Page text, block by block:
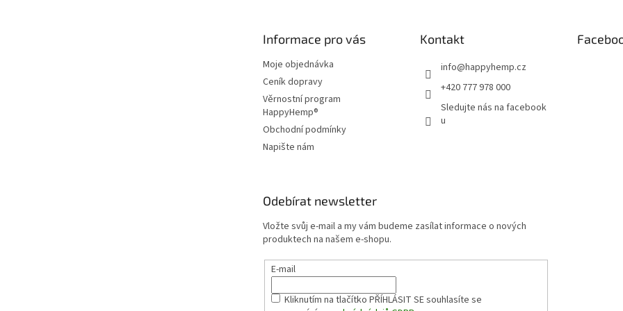
Informace pro vás
Moje objednávka
Ceník dopravy
Věrnostní program
HappyHemp®
Obchodní podmínky
Napište nám
Kontakt
info@happyhemp.cz
+420 777 978 000
Sledujte nás na facebook
u
Odebírat newsletter
Vložte svůj e-mail a my vám budeme zasílat informace o nových
produktech na našem e-shopu.
E-mail
Kliknutím na tlačítko PŘÍHLÁSIT SEsouhlasíte se